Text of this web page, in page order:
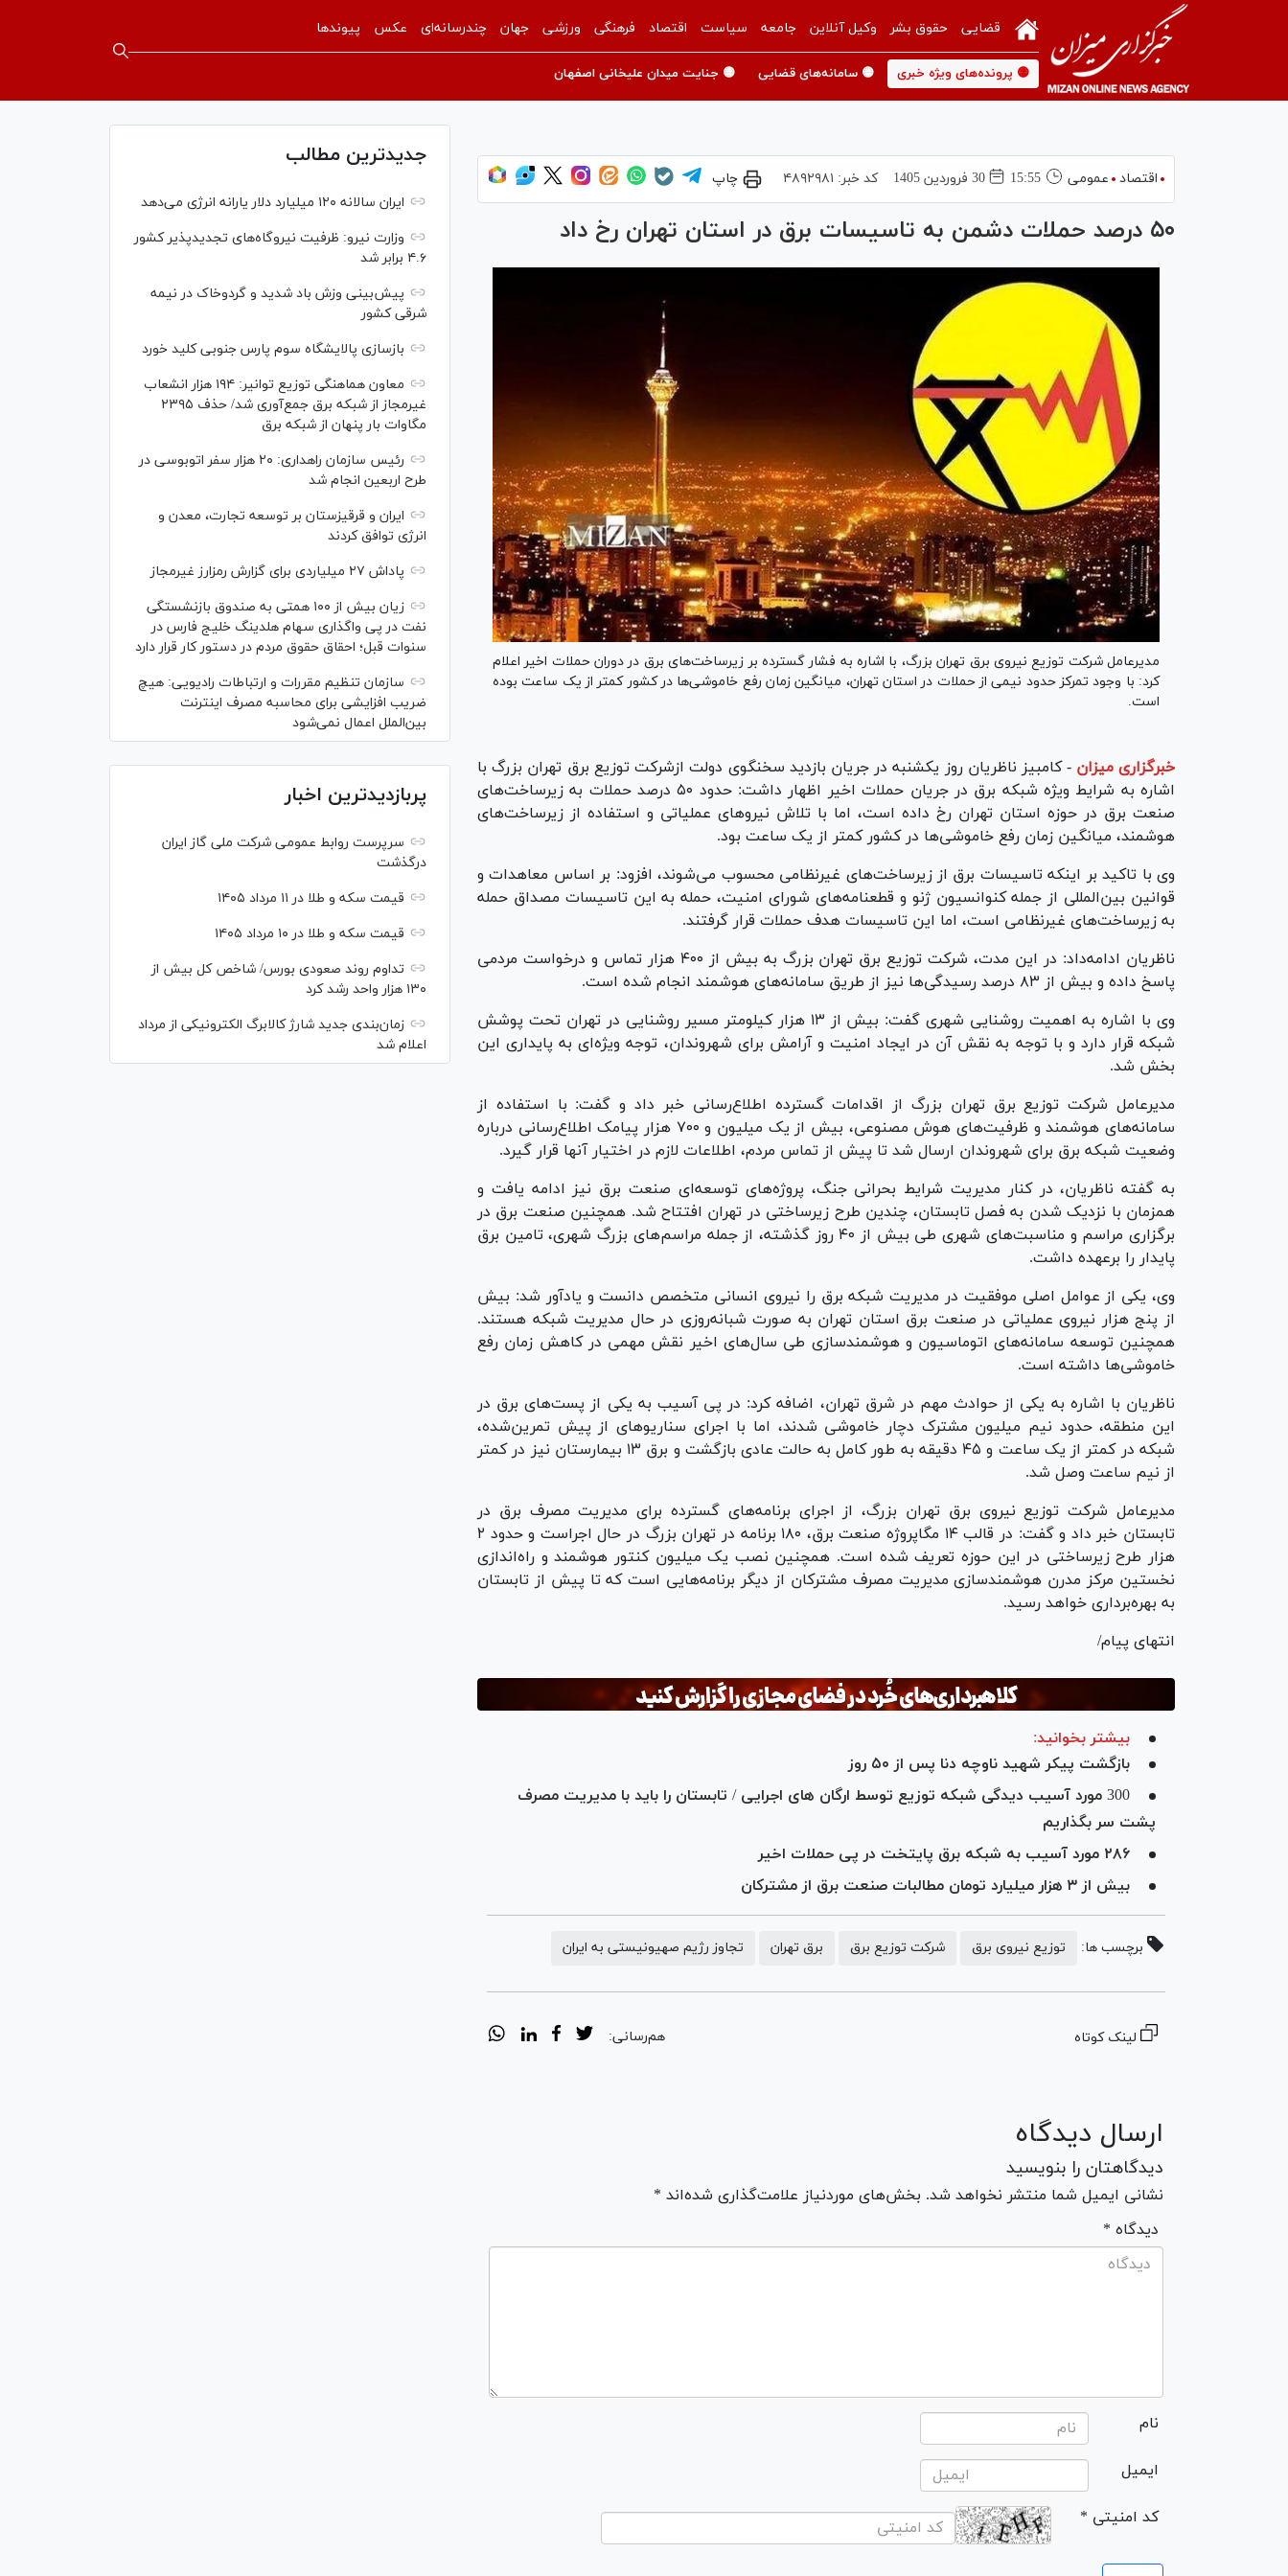
قضایی حقوق بشر وکیل آنلاین جامعه سیاست اقتصاد فرهنگی ورزشی جهان چندرسانه‌ای عکس پیوندها
🟡 پرونده‌های ویژه خبری 🟡 سامانه‌های قضایی 🟡 جنایت میدان علیخانی اصفهان
اقتصاد عمومی 15:55 30 فروردين 1405 کد خبر: ۴۸۹۲۹۸۱ چاپ
۵۰ درصد حملات دشمن به تاسیسات برق در استان تهران رخ داد
مدیرعامل شرکت توزیع نیروی برق تهران بزرگ، با اشاره به فشار گسترده بر زیرساخت‌های برق در دوران حملات اخیر اعلام
کرد: با وجود تمرکز حدود نیمی از حملات در استان تهران، میانگین زمان رفع خاموشی‌ها در کشور کمتر از یک ساعت بوده
است.
خبرگزاری میزان - کامبیز ناظریان روز یکشنبه در جریان بازدید سخنگوی دولت ازشرکت توزیع برق تهران بزرگ با
اشاره به شرایط ویژه شبکه برق در جریان حملات اخیر اظهار داشت: حدود ۵۰ درصد حملات به زیرساخت‌های
صنعت برق در حوزه استان تهران رخ داده است، اما با تلاش نیرو‌های عملیاتی و استفاده از زیرساخت‌های
هوشمند، میانگین زمان رفع خاموشی‌ها در کشور کمتر از یک ساعت بود.
وی با تاکید بر اینکه تاسیسات برق از زیرساخت‌های غیرنظامی محسوب می‌شوند، افزود: بر اساس معاهدات و
قوانین بین‌المللی از جمله کنوانسیون ژنو و قطعنامه‌های شورای امنیت، حمله به این تاسیسات مصداق حمله
به زیرساخت‌های غیرنظامی است، اما این تاسیسات هدف حملات قرار گرفتند.
ناظریان ادامه‌داد: در این مدت، شرکت توزیع برق تهران بزرگ به بیش از ۴۰۰ هزار تماس و درخواست مردمی
پاسخ داده و بیش از ۸۳ درصد رسیدگی‌ها نیز از طریق سامانه‌های هوشمند انجام شده است.
وی با اشاره به اهمیت روشنایی شهری گفت: بیش از ۱۳ هزار کیلومتر مسیر روشنایی در تهران تحت پوشش
شبکه قرار دارد و با توجه به نقش آن در ایجاد امنیت و آرامش برای شهروندان، توجه ویژه‌ای به پایداری این
بخش شد.
مدیرعامل شرکت توزیع برق تهران بزرگ از اقدامات گسترده اطلاع‌رسانی خبر داد و گفت: با استفاده از
سامانه‌های هوشمند و ظرفیت‌های هوش مصنوعی، بیش از یک میلیون و ۷۰۰ هزار پیامک اطلاع‌رسانی درباره
وضعیت شبکه برق برای شهروندان ارسال شد تا پیش از تماس مردم، اطلاعات لازم در اختیار آنها قرار گیرد.
به گفته ناظریان، در کنار مدیریت شرایط بحرانی جنگ، پروژه‌های توسعه‌ای صنعت برق نیز ادامه یافت و
همزمان با نزدیک شدن به فصل تابستان، چندین طرح زیرساختی در تهران افتتاح شد. همچنین صنعت برق در
برگزاری مراسم و مناسبت‌های شهری طی بیش از ۴۰ روز گذشته، از جمله مراسم‌های بزرگ شهری، تامین برق
پایدار را برعهده داشت.
وی، یکی از عوامل اصلی موفقیت در مدیریت شبکه برق را نیروی انسانی متخصص دانست و یادآور شد: بیش
از پنج هزار نیروی عملیاتی در صنعت برق استان تهران به صورت شبانه‌روزی در حال مدیریت شبکه هستند.
همچنین توسعه سامانه‌های اتوماسیون و هوشمندسازی طی سال‌های اخیر نقش مهمی در کاهش زمان رفع
خاموشی‌ها داشته است.
ناظریان با اشاره به یکی از حوادث مهم در شرق تهران، اضافه کرد: در پی آسیب به یکی از پست‌های برق در
این منطقه، حدود نیم میلیون مشترک دچار خاموشی شدند، اما با اجرای سناریو‌های از پیش تمرین‌شده،
شبکه در کمتر از یک ساعت و ۴۵ دقیقه به طور کامل به حالت عادی بازگشت و برق ۱۳ بیمارستان نیز در کمتر
از نیم ساعت وصل شد.
مدیرعامل شرکت توزیع نیروی برق تهران بزرگ، از اجرای برنامه‌های گسترده برای مدیریت مصرف برق در
تابستان خبر داد و گفت: در قالب ۱۴ مگاپروژه صنعت برق، ۱۸۰ برنامه در تهران بزرگ در حال اجراست و حدود ۲
هزار طرح زیرساختی در این حوزه تعریف شده است. همچنین نصب یک میلیون کنتور هوشمند و راه‌اندازی
نخستین مرکز مدرن هوشمندسازی مدیریت مصرف مشترکان از دیگر برنامه‌هایی است که تا پیش از تابستان
به بهره‌برداری خواهد رسید.
انتهای پیام/
بیشتر بخوانید:
بازگشت پیکر شهید ناوچه دنا پس از ۵۰ روز
300 مورد آسیب دیدگی شبکه توزیع توسط ارگان های اجرایی / تابستان را باید با مدیریت مصرف
پشت سر بگذاریم
۲۸۶ مورد آسیب به شبکه برق پایتخت در پی حملات اخیر
بیش از ۳ هزار میلیارد تومان مطالبات صنعت برق از مشترکان
برچسب ها: توزیع نیروی برق شرکت توزیع برق برق تهران تجاوز رژیم صهیونیستی به ایران
لینک کوتاه هم‌رسانی:
ارسال دیدگاه
دیدگاهتان را بنویسید
نشانی ایمیل شما منتشر نخواهد شد. بخش‌های موردنیاز علامت‌گذاری شده‌اند *
* دیدگاه
نام
ایمیل
* کد امنیتی
جدیدترین مطالب
ایران سالانه ۱۲۰ میلیارد دلار یارانه انرژی می‌دهد
وزارت نیرو: ظرفیت نیروگاه‌های تجدیدپذیر کشور
۴.۶ برابر شد
پیش‌بینی وزش باد شدید و گردوخاک در نیمه
شرقی کشور
بازسازی پالایشگاه سوم پارس جنوبی کلید خورد
معاون هماهنگی توزیع توانیر: ۱۹۴ هزار انشعاب
غیرمجاز از شبکه برق جمع‌آوری شد/ حذف ۲۳۹۵
مگاوات بار پنهان از شبکه برق
رئیس سازمان راهداری: ۲۰ هزار سفر اتوبوسی در
طرح اربعین انجام شد
ایران و قرقیزستان بر توسعه تجارت، معدن و
انرژی توافق کردند
پاداش ۲۷ میلیاردی برای گزارش رمزارز غیرمجاز
زیان بیش از ۱۰۰ همتی به صندوق بازنشستگی
نفت در پی واگذاری سهام هلدینگ خلیج فارس در
سنوات قبل؛ احقاق حقوق مردم در دستور کار قرار دارد
سازمان تنظیم مقررات و ارتباطات رادیویی: هیچ
ضریب افزایشی برای محاسبه مصرف اینترنت
بین‌الملل اعمال نمی‌شود
پربازدیدترین اخبار
سرپرست روابط عمومی شرکت ملی گاز ایران
درگذشت
قیمت سکه و طلا در ۱۱ مرداد ۱۴۰۵
قیمت سکه و طلا در ۱۰ مرداد ۱۴۰۵
تداوم روند صعودی بورس/ شاخص کل بیش از
۱۳۰ هزار واحد رشد کرد
زمان‌بندی جدید شارژ کالابرگ الکترونیکی از مرداد
اعلام شد